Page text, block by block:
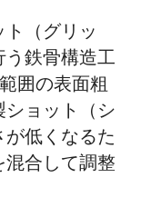
（グリッ
鉄骨構造工
囲の表面粗
ョット（シ
低くなるた
合して調整